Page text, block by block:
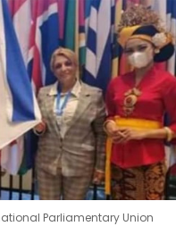
Parliamentary Union